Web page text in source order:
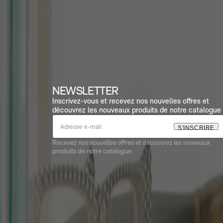
NEWSLETTER
Inscrivez-vous et recevez nos nouvelles offres et
découvrez les nouveaux produits de notre catalogue
S'INSCRIRE
Recevez nos nouvelles offres et découvrez les nouveaux
produits de notre catalogue